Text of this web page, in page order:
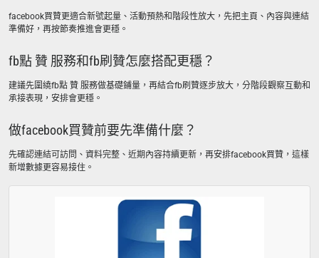
facebook買贊更適合新號起量、活動預熱和階段性放大，先把主頁、內容與連結
準備好，再按節奏推進會更穩。
fb點 贊 服務和fb刷贊怎麼搭配更穩？
建議先圍繞fb點 贊 服務做基礎鋪量，再結合fb刷贊逐步放大，分階段觀察互動和
承接表現，安排會更穩。
做facebook買贊前要先準備什麼？
先確認連結可訪問、資料完整、近期內容持續更新，再安排facebook買贊，這樣
新增數據更容易接住。